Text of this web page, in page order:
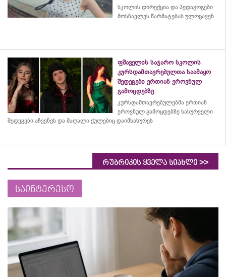
სკოლის დირექცია და პედაგოგები
მოსწავლეს წარმატებას ულოცავენ
ფშაველის საჯარო სკოლის
კურსდამთავრებულთა საამაყო
შედეგები ერთიან ეროვნულ
გამოცდებზე
კურსდამთავრებულებმა ერთიან
ეროვნულ გამოცდებზე სასურველი
შედეგები აჩვენეს და მაღალი ქულებიც დაიმსახურეს
რუბრიკის ყველა სიახლე >>
საინტერესო